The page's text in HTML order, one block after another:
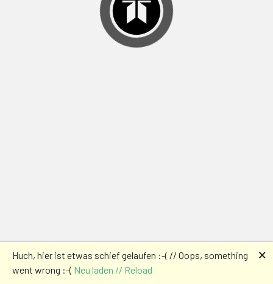
Huch, hier ist etwas schief gelaufen :-( // Oops, something
went wrong :-( Neu laden // Reload
🗙